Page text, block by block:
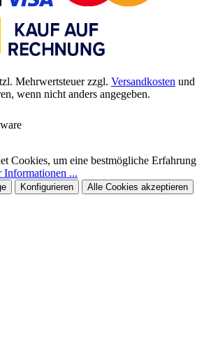
Mehrwertsteuer zzgl. Versandkosten und
wenn nicht anders angegeben.
Cookies, um eine bestmögliche Erfahrung
Informationen ...
Konfigurieren Alle Cookies akzeptieren